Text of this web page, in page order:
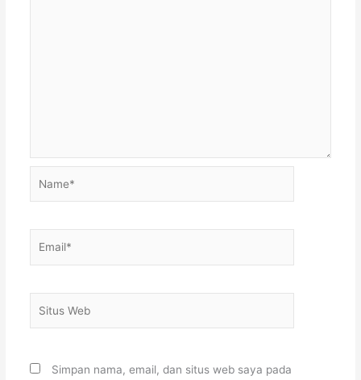
Web
Simpan nama, email, dan situs web saya pada